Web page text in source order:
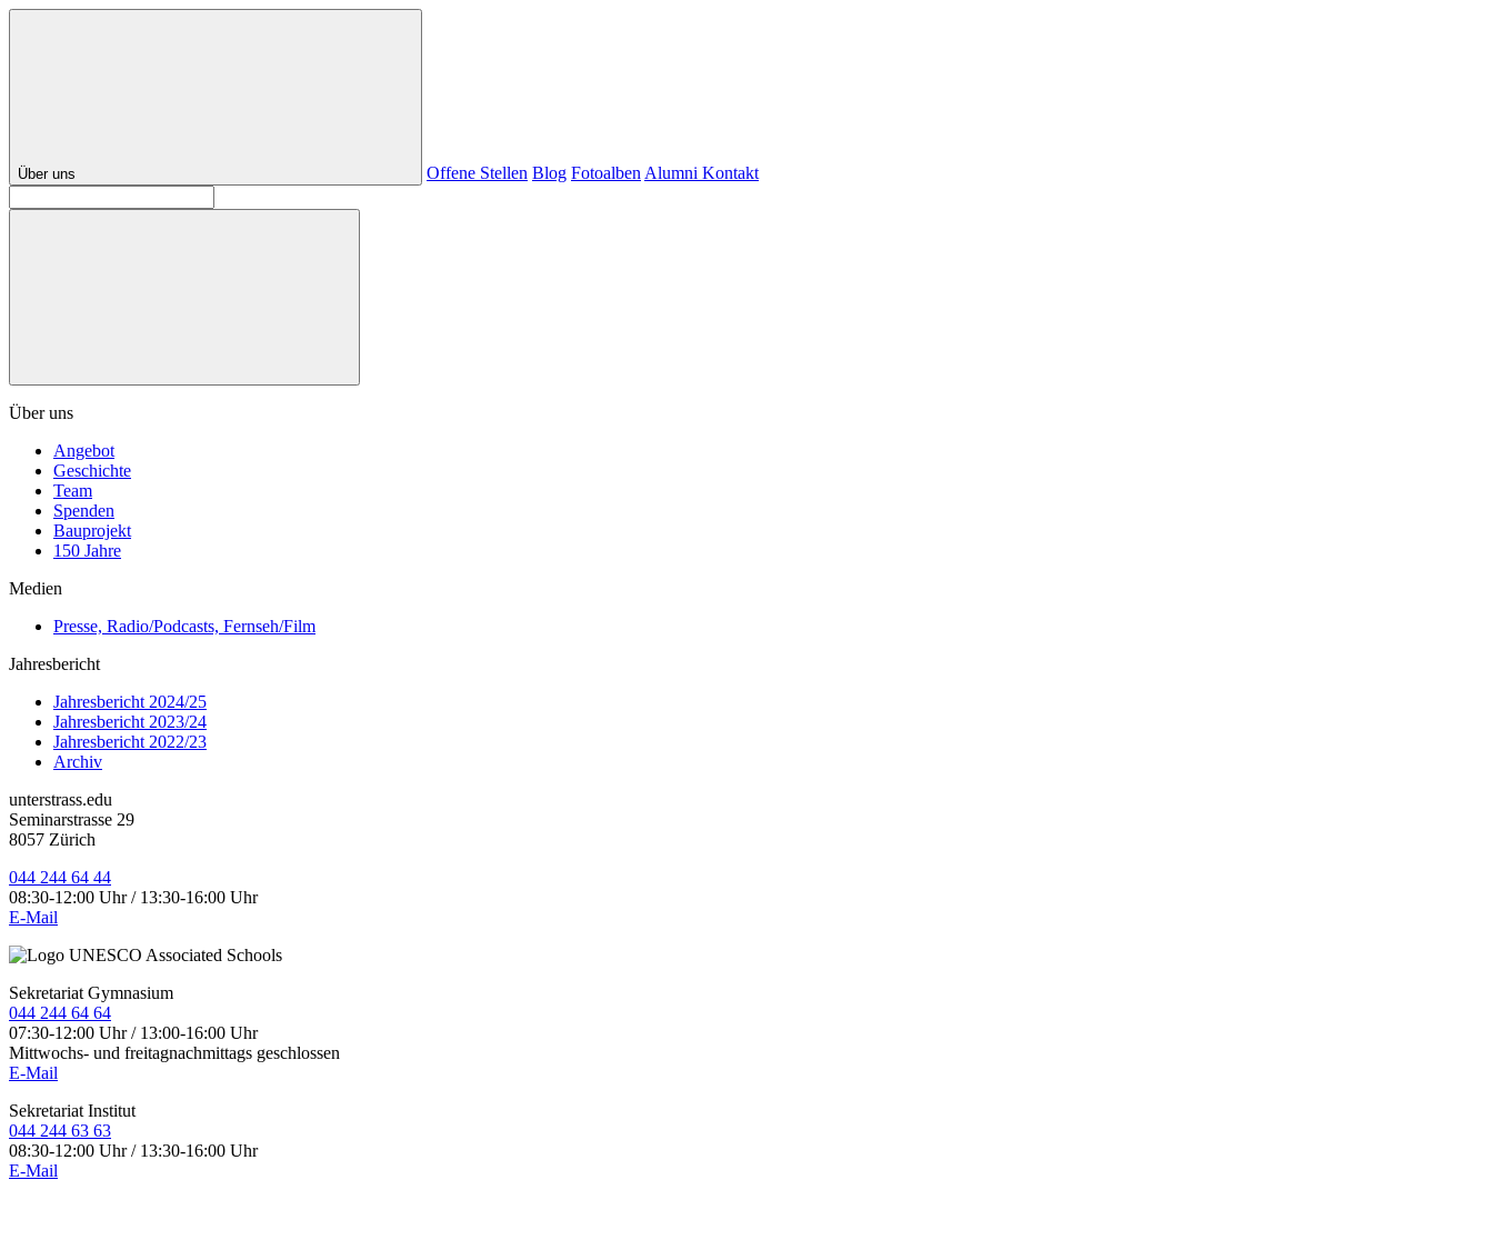
Über uns Offene Stellen Blog Fotoalben Alumni Kontakt
Über uns
Angebot
Geschichte
Team
Spenden
Bauprojekt
150 Jahre
Medien
Presse, Radio/Podcasts, Fernseh/Film
Jahresbericht
Jahresbericht 2024/25
Jahresbericht 2023/24
Jahresbericht 2022/23
Archiv
unterstrass.edu
Seminarstrasse 29
8057 Zürich
044 244 64 44
08:30-12:00 Uhr / 13:30-16:00 Uhr
E-Mail
Sekretariat Gymnasium
044 244 64 64
07:30-12:00 Uhr / 13:00-16:00 Uhr
Mittwochs- und freitagnachmittags geschlossen
E-Mail
Sekretariat Institut
044 244 63 63
08:30-12:00 Uhr / 13:30-16:00 Uhr
E-Mail